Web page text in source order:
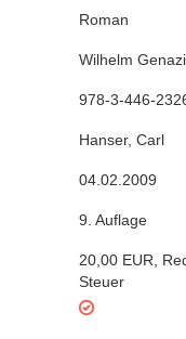
Roman
Wilhelm
978-3-446-
Hanser, Carl
04.02.2009
9. Auflage
20,00 EUR
Steuer